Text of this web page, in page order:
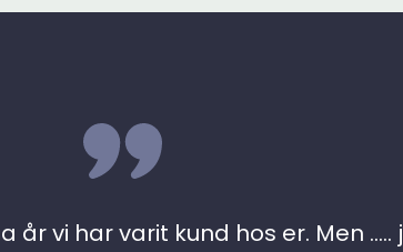
vi har varit kund hos er. Men